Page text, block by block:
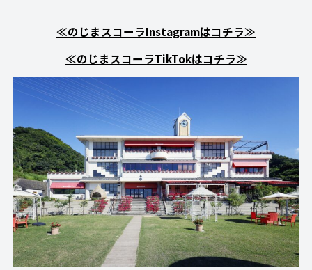
≪のじまスコーラInstagramはコチラ≫
≪のじまスコーラTikTokはコチラ≫